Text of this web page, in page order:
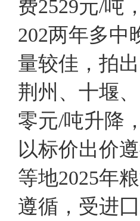
费2529元/吨
202两年多中
量较佳，拍
荆州、十堰
零元/吨升降
以标价出价
等地2025年
遵循，受进